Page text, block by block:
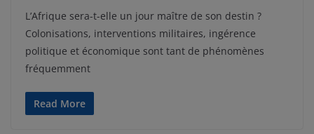
L’Afrique sera-t-elle un jour maître de son destin ?
Colonisations, interventions militaires, ingérence
politique et économique sont tant de phénomènes
fréquemment
Read More